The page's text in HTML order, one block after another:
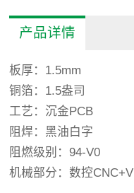
产品详情
板厚：1.5mm
铜箔：1.5盎司
工艺：沉金PCB
阻焊：黑油白字
阻燃级别：94-V0
机械部分：数控CNC+V